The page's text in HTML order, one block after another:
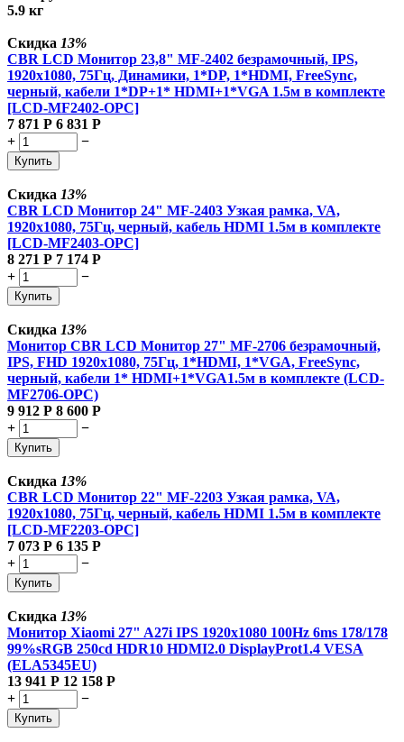
5.9 кг
Скидка 13%
CBR LCD Монитор 23,8" MF-2402 безрамочный, IPS,
1920x1080, 75Гц, Динамики, 1*DP, 1*HDMI, FreeSync,
черный, кабели 1*DP+1* HDMI+1*VGA 1.5м в комплекте
[LCD-MF2402-OPC]
7 871 Р 6 831 Р
+
−
Купить
Скидка 13%
CBR LCD Монитор 24" MF-2403 Узкая рамка, VA,
1920x1080, 75Гц, черный, кабель HDMI 1.5м в комплекте
[LCD-MF2403-OPC]
8 271 Р 7 174 Р
+
−
Купить
Скидка 13%
Монитор CBR LCD Монитор 27" MF-2706 безрамочный,
IPS, FHD 1920x1080, 75Гц, 1*HDMI, 1*VGA, FreeSync,
черный, кабели 1* HDMI+1*VGA1.5м в комплекте (LCD-
MF2706-OPC)
9 912 Р 8 600 Р
+
−
Купить
Скидка 13%
CBR LCD Монитор 22" MF-2203 Узкая рамка, VA,
1920x1080, 75Гц, черный, кабель HDMI 1.5м в комплекте
[LCD-MF2203-OPC]
7 073 Р 6 135 Р
+
−
Купить
Скидка 13%
Монитор Xiaomi 27" A27i IPS 1920x1080 100Hz 6ms 178/178
99%sRGB 250cd HDR10 HDMI2.0 DisplayProt1.4 VESA
(ELA5345EU)
13 941 Р 12 158 Р
+
−
Купить